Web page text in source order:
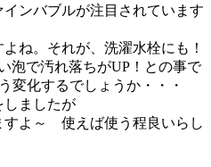
ンバブルが注目されています
ね。それが、洗濯水栓にも！
泡で汚れ落ちがUP！との事で
変化するでしょうか・・・
しましたが
すよ～ 使えば使う程良いらし